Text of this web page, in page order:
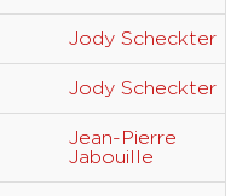
Jody Scheckter
Jody Scheckter
Jean-Pierre
Jabouille